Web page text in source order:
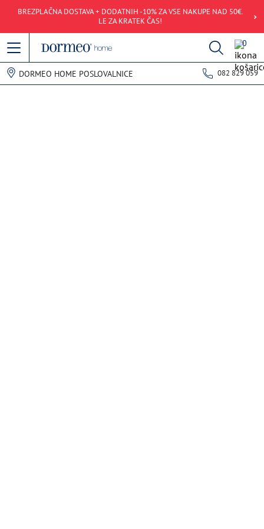
BREZPLAČNA DOSTAVA + DODATNIH -10% ZA VSE NAKUPE NAD 50€.
LE ZA KRATEK ČAS!
0
DORMEO HOME POSLOVALNICE 082 829 059